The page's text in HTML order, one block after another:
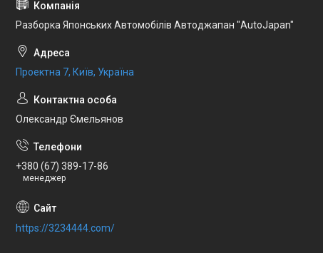
Разборка Японських Автомобілів Автоджапан "AutoJapan"
Проектна 7, Київ, Україна
Олександр Ємельянов
+380 (67) 389-17-86
менеджер
https://3234444.com/